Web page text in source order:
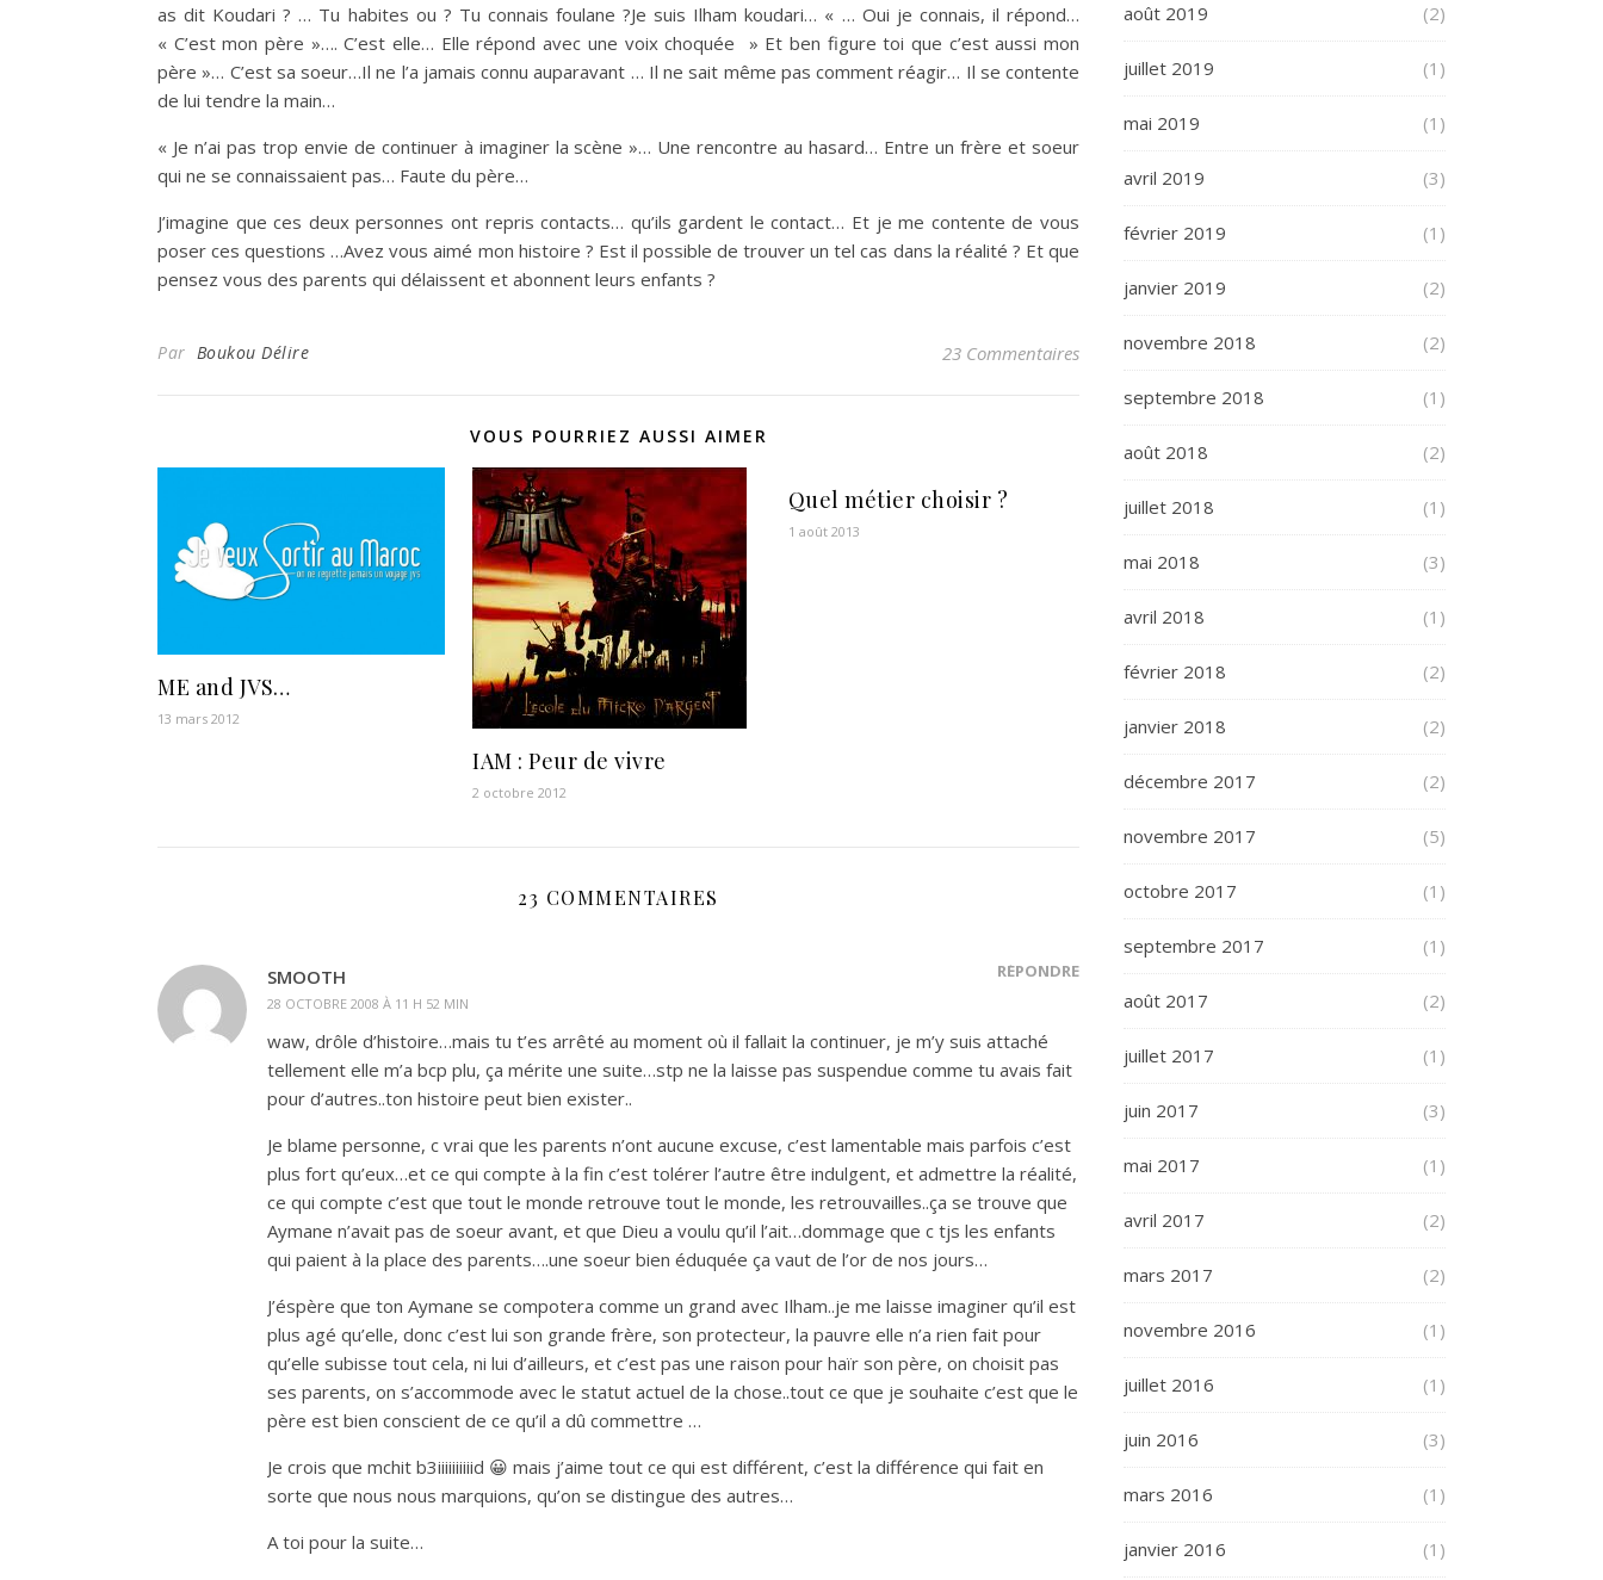
as dit Koudari ? … Tu habites ou ? Tu connais foulane ?Je suis Ilham koudari… « … Oui je connais, il répond…
« C’est mon père »…. C’est elle… Elle répond avec une voix choquée » Et ben figure toi que c’est aussi mon
père »… C’est sa soeur…Il ne l’a jamais connu auparavant … Il ne sait même pas comment réagir… Il se contente
de lui tendre la main…
« Je n’ai pas trop envie de continuer à imaginer la scène »… Une rencontre au hasard… Entre un frère et soeur
qui ne se connaissaient pas… Faute du père…
J’imagine que ces deux personnes ont repris contacts… qu’ils gardent le contact… Et je me contente de vous
poser ces questions …Avez vous aimé mon histoire ? Est il possible de trouver un tel cas dans la réalité ? Et que
pensez vous des parents qui délaissent et abonnent leurs enfants ?
Par Boukou Délire 23 Commentaires
VOUS POURRIEZ AUSSI AIMER
ME and JVS…
13 mars 2012
IAM : Peur de vivre
2 octobre 2012
Quel métier choisir ?
1 août 2013
23 COMMENTAIRES
SMOOTH
28 OCTOBRE 2008 À 11 H 52 MIN
RÉPONDRE
waw, drôle d’histoire…mais tu t’es arrêté au moment où il fallait la continuer, je m’y suis attaché
tellement elle m’a bcp plu, ça mérite une suite…stp ne la laisse pas suspendue comme tu avais fait
pour d’autres..ton histoire peut bien exister..
Je blame personne, c vrai que les parents n’ont aucune excuse, c’est lamentable mais parfois c’est
plus fort qu’eux…et ce qui compte à la fin c’est tolérer l’autre être indulgent, et admettre la réalité,
ce qui compte c’est que tout le monde retrouve tout le monde, les retrouvailles..ça se trouve que
Aymane n’avait pas de soeur avant, et que Dieu a voulu qu’il l’ait…dommage que c tjs les enfants
qui paient à la place des parents….une soeur bien éduquée ça vaut de l’or de nos jours…
J’éspère que ton Aymane se compotera comme un grand avec Ilham..je me laisse imaginer qu’il est
plus agé qu’elle, donc c’est lui son grande frère, son protecteur, la pauvre elle n’a rien fait pour
qu’elle subisse tout cela, ni lui d’ailleurs, et c’est pas une raison pour haïr son père, on choisit pas
ses parents, on s’accommode avec le statut actuel de la chose..tout ce que je souhaite c’est que le
père est bien conscient de ce qu’il a dû commettre …
Je crois que mchit b3iiiiiiiiiid 😀 mais j’aime tout ce qui est différent, c’est la différence qui fait en
sorte que nous nous marquions, qu’on se distingue des autres…
A toi pour la suite…
août 2019 (2)
juillet 2019 (1)
mai 2019 (1)
avril 2019 (3)
février 2019 (1)
janvier 2019 (2)
novembre 2018 (2)
septembre 2018 (1)
août 2018 (2)
juillet 2018 (1)
mai 2018 (3)
avril 2018 (1)
février 2018 (2)
janvier 2018 (2)
décembre 2017 (2)
novembre 2017 (5)
octobre 2017 (1)
septembre 2017 (1)
août 2017 (2)
juillet 2017 (1)
juin 2017 (3)
mai 2017 (1)
avril 2017 (2)
mars 2017 (2)
novembre 2016 (1)
juillet 2016 (1)
juin 2016 (3)
mars 2016 (1)
janvier 2016 (1)